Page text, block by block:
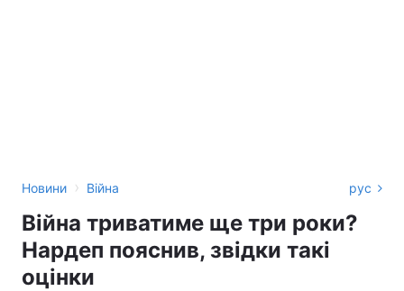
Новини › Війна рус
Війна триватиме ще три роки?
Нардеп пояснив, звідки такі
оцінки